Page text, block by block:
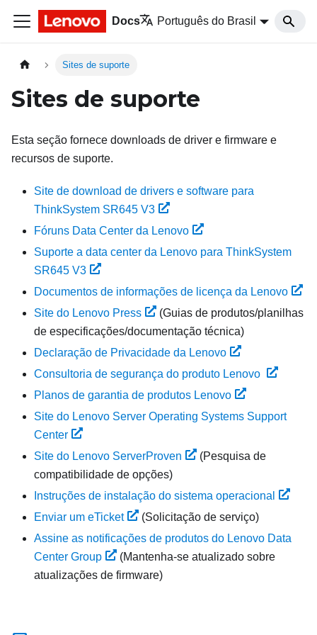
Docs Português do Brasil
Sites de suporte
Sites de suporte
Esta seção fornece downloads de driver e firmware e
recursos de suporte.
Site de download de drivers e software para
ThinkSystem SR645 V3
Fóruns Data Center da Lenovo
Suporte a data center da Lenovo para ThinkSystem
SR645 V3
Documentos de informações de licença da Lenovo
Site do Lenovo Press
(Guias de produtos/planilhas
de especificações/documentação técnica)
Declaração de Privacidade da Lenovo
Consultoria de segurança do produto Lenovo
Planos de garantia de produtos Lenovo
Site do Lenovo Server Operating Systems Support
Center
Site do Lenovo ServerProven
(Pesquisa de
compatibilidade de opções)
Instruções de instalação do sistema operacional
Enviar um eTicket
(Solicitação de serviço)
Assine as notificações de produtos do Lenovo Data
Center Group
(Mantenha-se atualizado sobre
atualizações de firmware)